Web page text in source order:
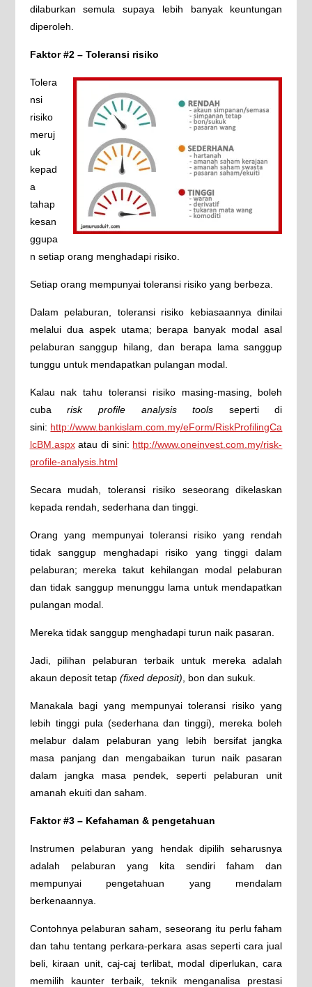
dilaburkan semula supaya lebih banyak keuntungan
diperoleh.
Faktor #2 – Toleransi risiko
Tolera
nsi
risiko
meruj
uk
kepad
a
tahap
kesan
ggupa
n setiap orang menghadapi risiko.
Setiap orang mempunyai toleransi risiko yang berbeza.
Dalam pelaburan, toleransi risiko kebiasaannya dinilai
melalui dua aspek utama; berapa banyak modal asal
pelaburan sanggup hilang, dan berapa lama sanggup
tunggu untuk mendapatkan pulangan modal.
Kalau nak tahu toleransi risiko masing-masing, boleh
cubarisk profile analysis tools seperti di
sini: http://www.bankislam.com.my/eForm/RiskProfilingCa
lcBM.aspxatau di sini: http://www.oneinvest.com.my/risk-
profile-analysis.html
Secara mudah, toleransi risiko seseorang dikelaskan
kepada rendah, sederhana dan tinggi.
Orang yang mempunyai toleransi risiko yang rendah
tidak sanggup menghadapi risiko yang tinggi dalam
pelaburan; mereka takut kehilangan modal pelaburan
dan tidak sanggup menunggu lama untuk mendapatkan
pulangan modal.
Mereka tidak sanggup menghadapi turun naik pasaran.
Jadi, pilihan pelaburan terbaik untuk mereka adalah
akaun deposit tetap (fixed deposit) , bon dan sukuk.
Manakala bagi yang mempunyai toleransi risiko yang
lebih tinggi pula (sederhana dan tinggi), mereka boleh
melabur dalam pelaburan yang lebih bersifat jangka
masa panjang dan mengabaikan turun naik pasaran
dalam jangka masa pendek, seperti pelaburan unit
amanah ekuiti dan saham.
Faktor #3 – Kefahaman & pengetahuan
Instrumen pelaburan yang hendak dipilih seharusnya
adalah pelaburan yang kita sendiri faham dan
mempunyai pengetahuan yang mendalam
berkenaannya.
Contohnya pelaburan saham, seseorang itu perlu faham
dan tahu tentang perkara-perkara asas seperti cara jual
beli, kiraan unit, caj-caj terlibat, modal diperlukan, cara
memilih kaunter terbaik, teknik menganalisa prestasi